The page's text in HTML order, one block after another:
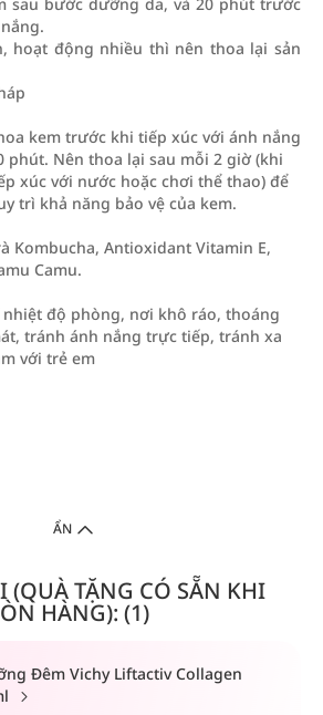
hoạt động nhiều thì nên thoa lại sản
kem trước khi tiếp xúc với ánh nắng
phút. Nên thoa lại sau mỗi 2 giờ (khi
xúc với nước hoặc chơi thể thao) để
trì khả năng bảo vệ của kem.
Kombucha, Antioxidant Vitamin E,
Camu.
nhiệt độ phòng, nơi khô ráo, thoáng
tránh ánh nắng trực tiếp, tránh xa
với trẻ em
ẨN
(QUÀ TẶNG CÓ SẴN KHI
HÀNG): (1)
Đêm Vichy Liftactiv Collagen